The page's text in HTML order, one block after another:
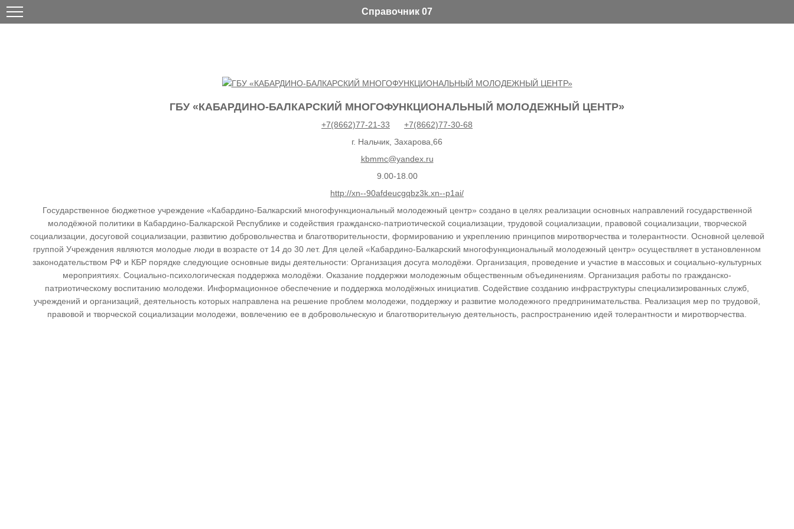
Справочник 07
ГБУ «КАБАРДИНО-БАЛКАРСКИЙ МНОГОФУНКЦИОНАЛЬНЫЙ МОЛОДЕЖНЫЙ ЦЕНТР»
+7(8662)77-21-33
+7(8662)77-30-68
г. Нальчик, Захарова,66
kbmmc@yandex.ru
9.00-18.00
http://xn--90afdeucgqbz3k.xn--p1ai/
Государственное бюджетное учреждение «Кабардино-Балкарский многофункциональный молодежный центр» создано в целях реализации основных направлений государственной
молодёжной политики в Кабардино-Балкарской Республике и содействия гражданско-патриотической социализации, трудовой социализации, правовой социализации, творческой
социализации, досуговой социализации, развитию добровольчества и благотворительности, формированию и укреплению принципов миротворчества и толерантности. Основной целевой
группой Учреждения являются молодые люди в возрасте от 14 до 30 лет. Для целей «Кабардино-Балкарский многофункциональный молодежный центр» осуществляет в установленном
законодательством РФ и КБР порядке следующие основные виды деятельности: Организация досуга молодёжи. Организация, проведение и участие в массовых и социально-культурных
мероприятиях. Социально-психологическая поддержка молодёжи. Оказание поддержки молодежным общественным объединениям. Организация работы по гражданско-
патриотическому воспитанию молодежи. Информационное обеспечение и поддержка молодёжных инициатив. Содействие созданию инфраструктуры специализированных служб,
учреждений и организаций, деятельность которых направлена на решение проблем молодежи, поддержку и развитие молодежного предпринимательства. Реализация мер по трудовой,
правовой и творческой социализации молодежи, вовлечению ее в добровольческую и благотворительную деятельность, распространению идей толерантности и миротворчества.